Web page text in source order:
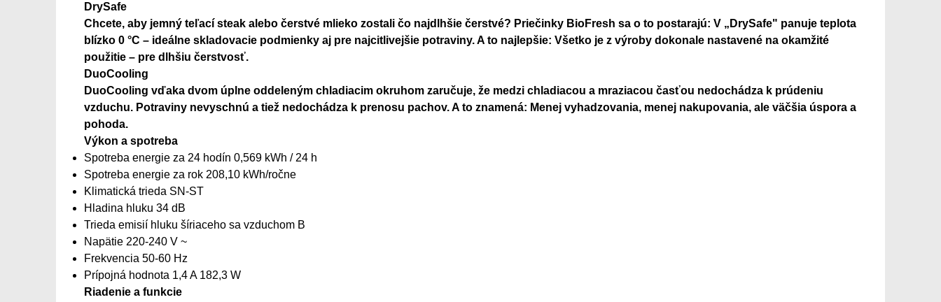
DrySafe
Chcete, aby jemný teľací steak alebo čerstvé mlieko zostali čo najdlhšie čerstvé? Priečinky BioFresh sa o to postarajú: V „DrySafe" panuje teplota
blízko 0 °C – ideálne skladovacie podmienky aj pre najcitlivejšie potraviny. A to najlepšie: Všetko je z výroby dokonale nastavené na okamžité
použitie – pre dlhšiu čerstvosť.
DuoCooling
DuoCooling vďaka dvom úplne oddeleným chladiacim okruhom zaručuje, že medzi chladiacou a mraziacou časťou nedochádza k prúdeniu
vzduchu. Potraviny nevyschnú a tiež nedochádza k prenosu pachov. A to znamená: Menej vyhadzovania, menej nakupovania, ale väčšia úspora a
pohoda.
Výkon a spotreba
Spotreba energie za 24 hodín 0,569 kWh / 24 h
Spotreba energie za rok 208,10 kWh/ročne
Klimatická trieda SN-ST
Hladina hluku 34 dB
Trieda emisií hluku šíriaceho sa vzduchom B
Napätie 220-240 V ~
Frekvencia 50-60 Hz
Prípojná hodnota 1,4 A 182,3 W
Riadenie a funkcie